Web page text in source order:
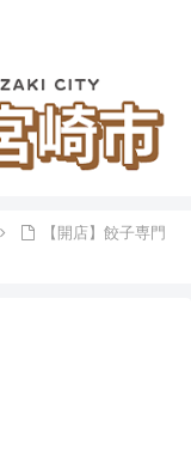
【開店】餃子専門